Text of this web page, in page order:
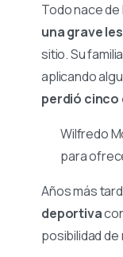
Todo nace
una grave
sitio. Su
aplicando
perdió
Wilfredo
para
Años más
deportiva
posibilidad de